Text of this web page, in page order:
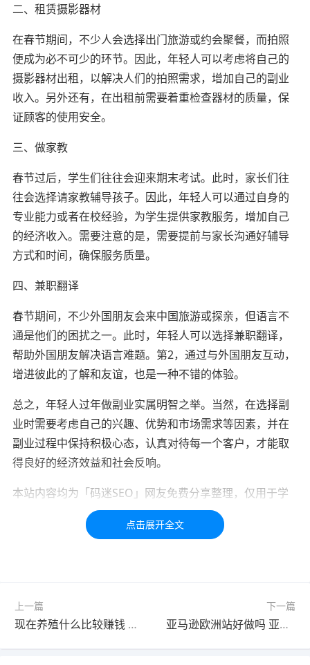
二、租赁摄影器材
在春节期间，不少人会选择出门旅游或约会聚餐，而拍照
便成为必不可少的环节。因此，年轻人可以考虑将自己的
摄影器材出租，以解决人们的拍照需求，增加自己的副业
收入。另外还有，在出租前需要着重检查器材的质量，保
证顾客的使用安全。
三、做家教
春节过后，学生们往往会迎来期末考试。此时，家长们往
往会选择请家教辅导孩子。因此，年轻人可以通过自身的
专业能力或者在校经验，为学生提供家教服务，增加自己
的经济收入。需要注意的是，需要提前与家长沟通好辅导
方式和时间，确保服务质量。
四、兼职翻译
春节期间，不少外国朋友会来中国旅游或探亲，但语言不
通是他们的困扰之一。此时，年轻人可以选择兼职翻译，
帮助外国朋友解决语言难题。第2，通过与外国朋友互动，
增进彼此的了解和友谊，也是一种不错的体验。
总之，年轻人过年做副业实属明智之举。当然，在选择副
业时需要考虑自己的兴趣、优势和市场需求等因素，并在
副业过程中保持积极心态，认真对待每一个客户，才能取
得良好的经济效益和社会反响。
本站内容均为「码迷SEO」网友免费分享整理，仅用于学
习交流，如有疑问，请联系我们48小时处理！！！！
上一篇
现在养殖什么比较赚钱 做什么养殖比较赚钱
下一篇
亚马逊欧洲站好做吗 亚马逊英国站好做吗